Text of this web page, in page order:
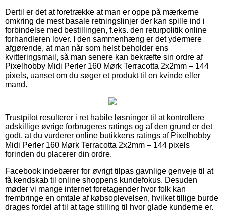
Dertil er det at foretrække at man er oppe på mærkerne
omkring de mest basale retningslinjer der kan spille ind i
forbindelse med bestillingen, f.eks. den returpolitik online
forhandleren lover. I den sammenhæng er det ydermere
afgørende, at man når som helst beholder ens
kvitteringsmail, så man senere kan bekræfte sin ordre af
Pixelhobby Midi Perler 160 Mørk Terracotta 2x2mm – 144
pixels, uanset om du søger et produkt til en kvinde eller
mand.
Trustpilot resulterer i ret habile løsninger til at kontrollere
adskillige øvrige forbrugeres ratings og af den grund er det
godt, at du vurderer online butikkens ratings af Pixelhobby
Midi Perler 160 Mørk Terracotta 2x2mm – 144 pixels
forinden du placerer din ordre.
Facebook indebærer for øvrigt tilpas gavnlige genveje til at
få kendskab til online shoppens kundefokus. Desuden
møder vi mange internet foretagender hvor folk kan
frembringe en omtale af købsoplevelsen, hvilket tillige burde
drages fordel af til at tage stilling til hvor glade kunderne er.